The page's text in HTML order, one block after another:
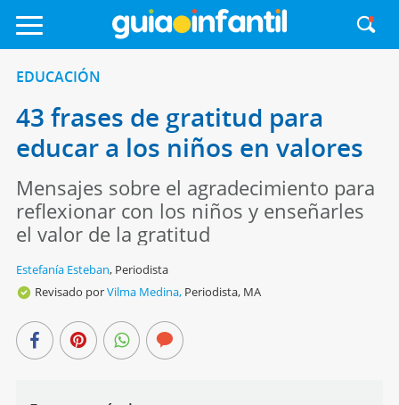
EDUCACIÓN
43 frases de gratitud para
educar a los niños en valores
Mensajes sobre el agradecimiento para
reflexionar con los niños y enseñarles
el valor de la gratitud
Estefanía Esteban, Periodista
Revisado porVilma Medina, Periodista, MA